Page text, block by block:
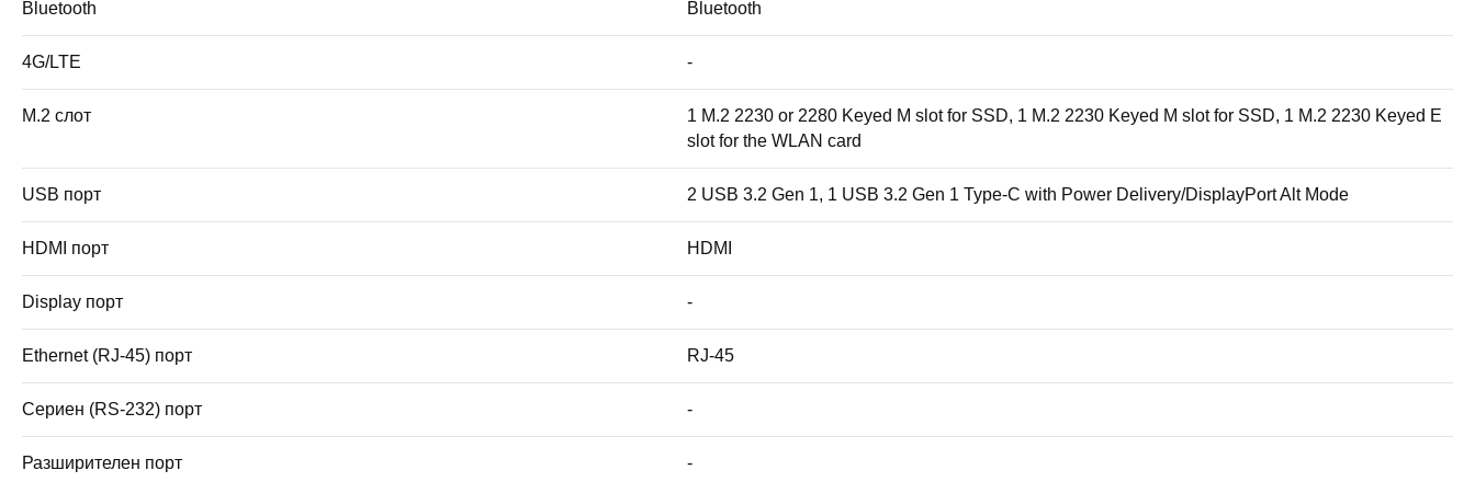
Bluetooth Bluetooth
4G/LTE -
M.2 слот
1 M.2 2230 or 2280 Keyed M slot for SSD, 1 M.2 2230 Keyed M slot for SSD, 1 M.2 2230 Keyed E
slot for the WLAN card
USB порт 2 USB 3.2 Gen 1, 1 USB 3.2 Gen 1 Type-C with Power Delivery/DisplayPort Alt Mode
HDMI порт HDMI
Display порт -
Ethernet (RJ-45) порт RJ-45
Сериен (RS-232) порт -
Разширителен порт -